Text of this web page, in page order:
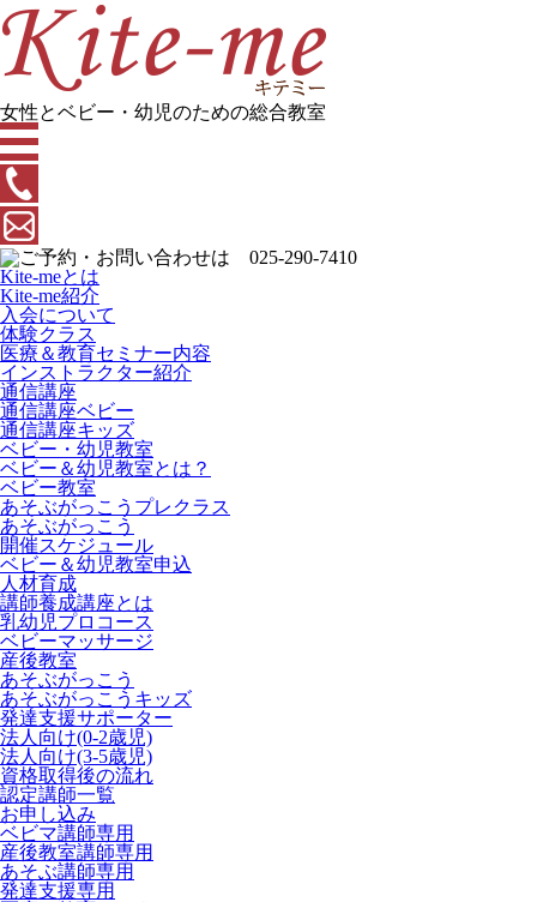
女性とベビー・幼児のための総合教室
Kite-meとは
Kite-me紹介
入会について
体験クラス
医療＆教育セミナー内容
インストラクター紹介
通信講座
通信講座ベビー
通信講座キッズ
ベビー・幼児教室
ベビー＆幼児教室とは？
ベビー教室
あそぶがっこうプレクラス
あそぶがっこう
開催スケジュール
ベビー＆幼児教室申込
人材育成
講師養成講座とは
乳幼児プロコース
ベビーマッサージ
産後教室
あそぶがっこう
あそぶがっこうキッズ
発達支援サポーター
法人向け(0-2歳児)
法人向け(3-5歳児)
資格取得後の流れ
認定講師一覧
お申し込み
ベビマ講師専用
産後教室講師専用
あそぶ講師専用
発達支援専用